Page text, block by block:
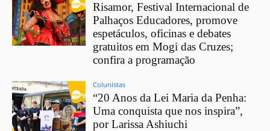
Risamor, Festival Internacional de
Palhaços Educadores, promove
espetáculos, oficinas e debates
gratuitos em Mogi das Cruzes;
confira a programação
Colunistas
“20 Anos da Lei Maria da Penha:
Uma conquista que nos inspira”,
por Larissa Ashiuchi